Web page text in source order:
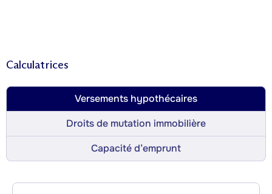
Calculatrices
Versements hypothécaires
Droits de mutation immobilière
Capacité d’emprunt